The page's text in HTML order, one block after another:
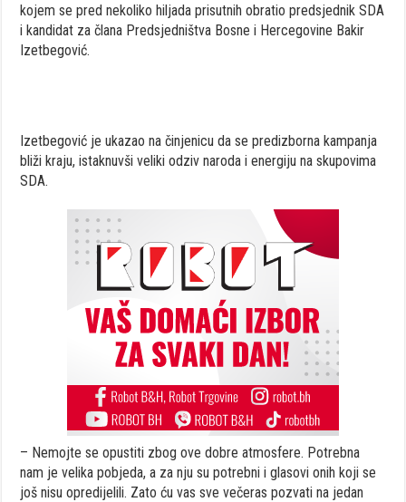
kojem se pred nekoliko hiljada prisutnih obratio predsjednik SDA
i kandidat za člana Predsjedništva Bosne i Hercegovine Bakir
Izetbegović.
Izetbegović je ukazao na činjenicu da se predizborna kampanja
bliži kraju, istaknuvši veliki odziv naroda i energiju na skupovima
SDA.
– Nemojte se opustiti zbog ove dobre atmosfere. Potrebna
nam je velika pobjeda, a za nju su potrebni i glasovi onih koji se
još nisu opredijelili. Zato ću vas sve večeras pozvati na jedan